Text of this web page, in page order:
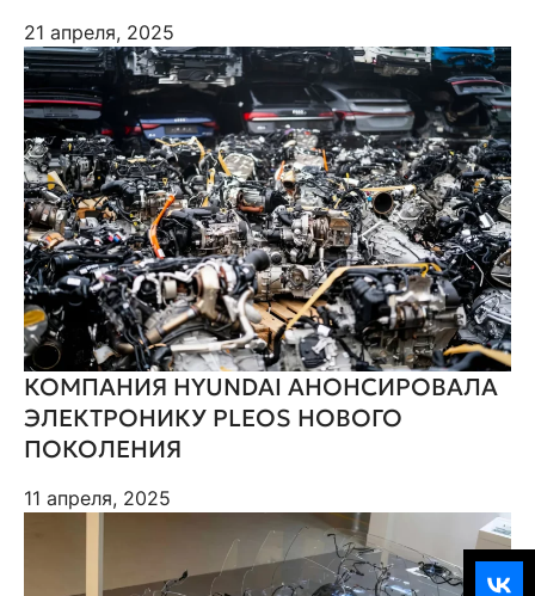
21 апреля, 2025
КОМПАНИЯ HYUNDAI АНОНСИРОВАЛА
ЭЛЕКТРОНИКУ PLEOS НОВОГО
ПОКОЛЕНИЯ
11 апреля, 2025